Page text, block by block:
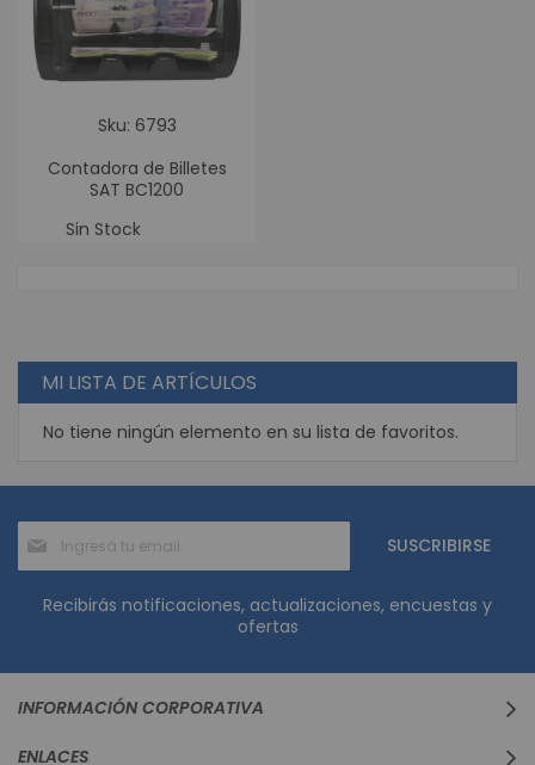
Sku: 6793
Contadora de Billetes
SAT BC1200
Sin Stock
MI LISTA DE ARTÍCULOS
No tiene ningún elemento en su lista de favoritos.
Suscríbase
al
boletín
informativo:
SUSCRIBIRSE
Recibirás notificaciones, actualizaciones, encuestas y
ofertas
INFORMACIÓN CORPORATIVA
ENLACES